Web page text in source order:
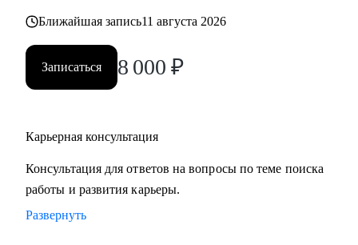
карьерных кризисов
Кому могу помочь:
• Руководителям высшего звена и Директорам
(Supply Chain), Электронной коммерции (E-commerce)
Региональные и Территориальные менеджеры, HR бизнес-
партнеры (HRBP)
• Ведущим специалистам и ключевым экспертам:
Ближайшая запись11 августа 2026
Записаться 8 000 ₽
Карьерная консультация
Консультация для ответов на вопросы по теме поиска
работы и развития карьеры.
Развернуть